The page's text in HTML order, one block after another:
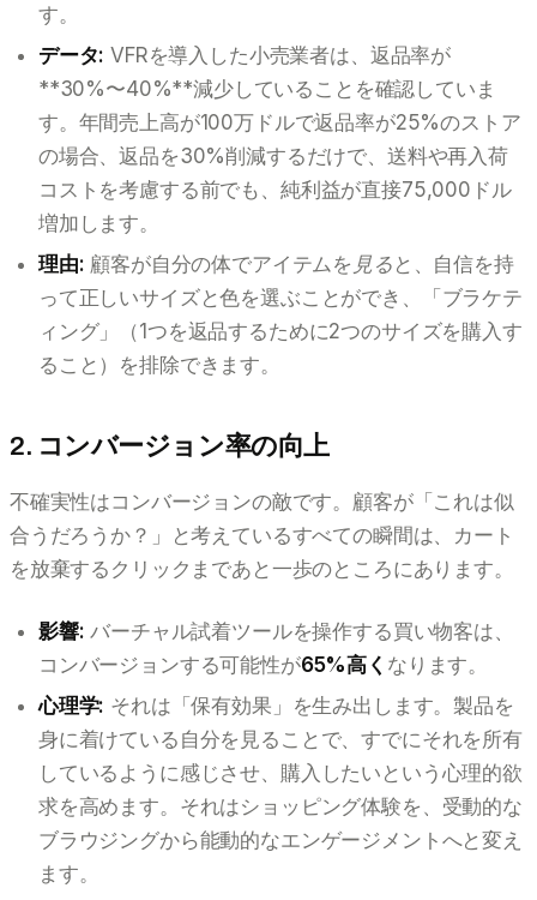
す。
データ: VFRを導入した小売業者は、返品率が
**30%〜40%**減少していることを確認していま
す。年間売上高が100万ドルで返品率が25%のストア
の場合、返品を30%削減するだけで、送料や再入荷
コストを考慮する前でも、純利益が直接75,000ドル
増加します。
理由: 顧客が自分の体でアイテムを 見る と、自信を持
って正しいサイズと色を選ぶことができ、「ブラケテ
ィング」（1つを返品するために2つのサイズを購入す
ること）を排除できます。
2. コンバージョン率の向上
不確実性はコンバージョンの敵です。顧客が「これは似
合うだろうか？」と考えているすべての瞬間は、カート
を放棄するクリックまであと一歩のところにあります。
影響: バーチャル試着ツールを操作する買い物客は、
コンバージョンする可能性が65%高く なります。
心理学: それは「保有効果」を生み出します。製品を
身に着けている自分を見ることで、すでにそれを所有
しているように感じさせ、購入したいという心理的欲
求を高めます。それはショッピング体験を、受動的な
ブラウジングから能動的なエンゲージメントへと変え
ます。